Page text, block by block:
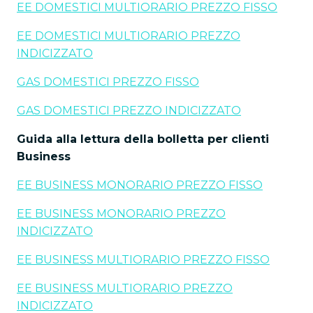
EE DOMESTICI MULTIORARIO PREZZO FISSO
EE DOMESTICI MULTIORARIO PREZZO
INDICIZZATO
GAS DOMESTICI PREZZO FISSO
GAS DOMESTICI PREZZO INDICIZZATO
Guida alla lettura della bolletta per clienti
Business
EE BUSINESS MONORARIO PREZZO FISSO
EE BUSINESS MONORARIO PREZZO
INDICIZZATO
EE BUSINESS MULTIORARIO PREZZO FISSO
EE BUSINESS MULTIORARIO PREZZO
INDICIZZATO